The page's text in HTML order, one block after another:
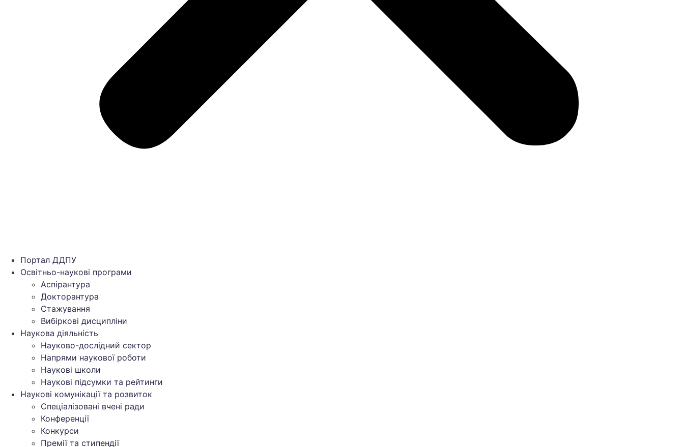
Портал ДДПУ
Освітньо-наукові програми
Аспірантура
Докторантура
Стажування
Вибіркові дисципліни
Наукова діяльність
Науково-дослідний сектор
Напрями наукової роботи
Наукові школи
Наукові підсумки та рейтинги
Наукові комунікації та розвиток
Спеціалізовані вчені ради
Конференції
Конкурси
Премії та стипендії